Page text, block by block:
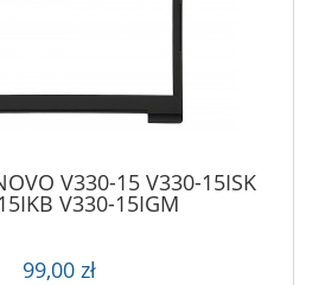
V330-15 V330-15ISK
V330-15IGM
99,00 zł